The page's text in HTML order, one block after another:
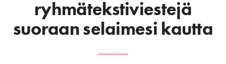
ryhmätekstiviestejä
suoraan selaimesi kautta